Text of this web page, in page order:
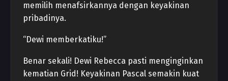
memilih menafsirkannya dengan keyakinan
pribadinya.
“Dewi memberkatiku!”
Benar sekali! Dewi Rebecca pasti menginginkan
kematian Grid! Keyakinan Pascal semakin kuat